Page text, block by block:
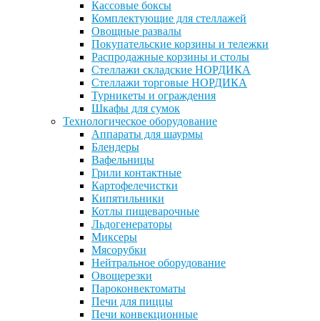
Кассовые боксы
Комплектующие для стеллажей
Овощные развалы
Покупательские корзины и тележки
Распродажные корзины и столы
Стеллажи складские НОРДИКА
Стеллажи торговые НОРДИКА
Турникеты и ограждения
Шкафы для сумок
Технологическое оборудование
Аппараты для шаурмы
Блендеры
Вафельницы
Грили контактные
Картофелечистки
Кипятильники
Котлы пищеварочные
Льдогенераторы
Миксеры
Мясорубки
Нейтральное оборудование
Овощерезки
Пароконвектоматы
Печи для пиццы
Печи конвекционные